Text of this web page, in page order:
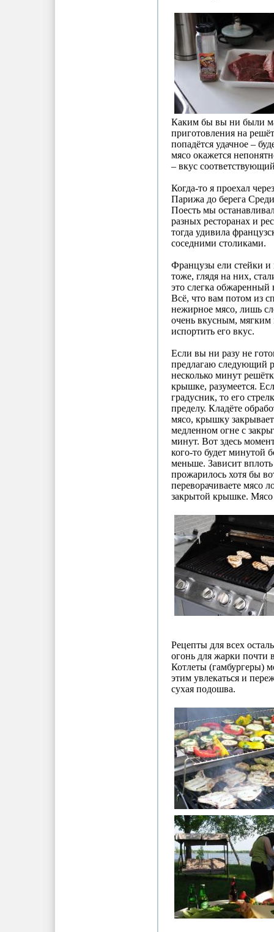
Каким бы вы ни были
приготовления на
попадётся удачное –
мясо окажется
– вкус
Когда-то я проехал
Парижа до берега
Поесть мы
разных ресторанах и
тогда удивила
соседними столиками.
Французы ели стейки
тоже, глядя на них,
это слегка
Всё, что вам потом из
нежирное мясо, лишь
очень вкусным, мягким
испортить его вкус.
Если вы ни разу не
предлагаю следующий
несколько минут
крышке, разумеется.
градусник, то его
пределу. Кладёте
мясо, крышку
медленном огне с
минут. Вот здесь
кого-то будет минутой
меньше. Зависит
прожарилось хотя бы
переворачиваете мясо
закрытой крышке. Мясо
Рецепты для всех
огонь для жарки почти
Котлеты (гамбургеры)
этим увлекаться и
сухая подошва.